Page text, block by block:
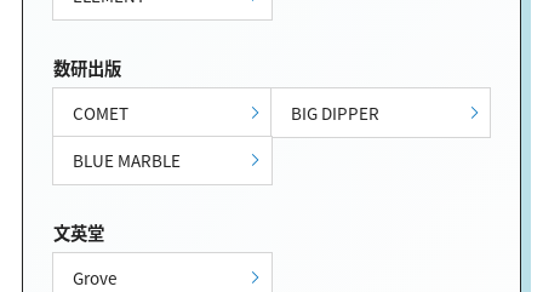
数研出版
COMET
BIG DIPPER
BLUE MARBLE
文英堂
Grove